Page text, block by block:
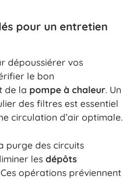
pour un entretien
dépoussiérer vos
le bon
de la pompe à chaleur. Un
des filtres est essentiel
circulation d’air optimale.
purge des circuits
les dépôts
opérations préviennent